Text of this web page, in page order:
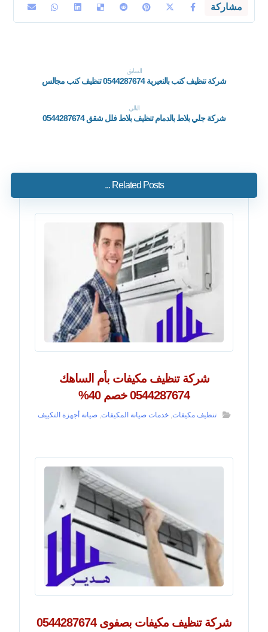
السابق
شركة تنظيف كنب بالنعيرية 0544287674 تنظيف كنب مجالس
التالي
شركة جلي بلاط بالدمام تنظيف بلاط فلل شقق 0544287674
Related Posts ...
شركة تنظيف مكيفات بأم الساهك
0544287674 خصم 40%
تنظيف مكيفات,خدمات صيانة المكيفات,صيانة أجهزة التكييف
شركة تنظيف مكيفات بصفوى 0544287674